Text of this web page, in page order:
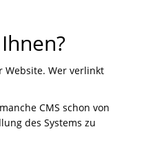
Website. Wer verlinkt
CMS schon von
des Systems zu